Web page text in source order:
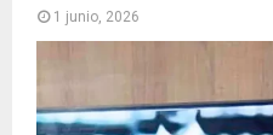
1 junio, 2026